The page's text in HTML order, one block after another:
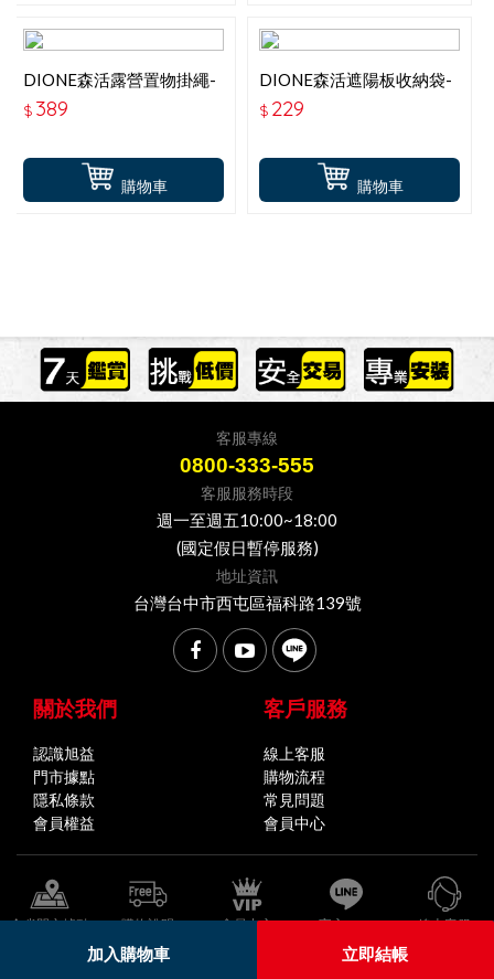
加入購物車 立即結帳
購物車
DIONE森活露營置物掛繩-
軍綠
$ 389
購物車
DIONE森活遮陽板收納袋-
軍綠
$ 229
客服專線
0800-333-555
客服服務時段
週一至週五10:00~18:00
(國定假日暫停服務)
地址資訊
台灣台中市西屯區福科路139號
關於我們
認識旭益
門市據點
隱私條款
會員權益
客戶服務
線上客服
購物流程
常見問題
會員中心
全省門市據點 購物說明 會員中心 官方LINE 線上客服